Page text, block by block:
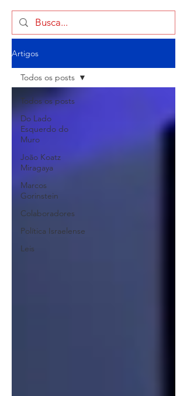
Artigos
Todos os posts
Do Lado
Esquerdo do
Muro
João Koatz
Miragaya
Marcos
Gorinstein
Colaboradores
Política Israelense
Leis
Todos os posts